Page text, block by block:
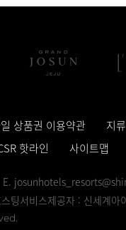
상품권 이용약관 지
핫라인 사이트맵
E.
팅서비스제공자 : 신세계아